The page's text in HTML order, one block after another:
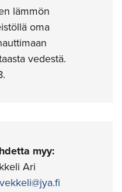
lämmön
oma
vedestä.
myy:
Ari